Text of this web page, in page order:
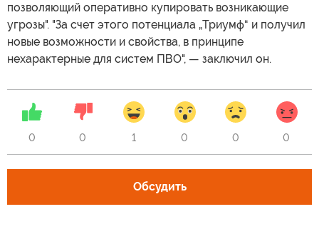
позволяющий оперативно купировать возникающие
угрозы". "За счет этого потенциала „Триумф“ и получил
новые возможности и свойства, в принципе
нехарактерные для систем ПВО", — заключил он.
0 0 1 0 0 0
Обсудить